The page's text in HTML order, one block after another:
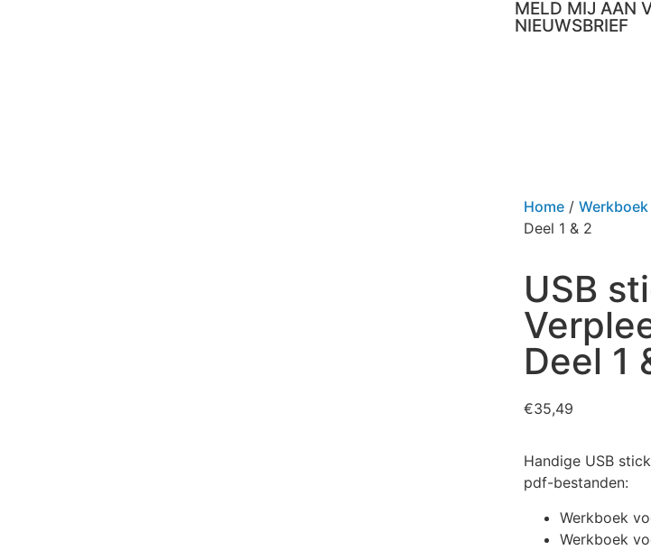
MELD MIJ AAN
NIEUWSBRIEF
Home / Werkboek
Deel 1 & 2
USB
Deel 1
€35,49
Handige USB
pdf-bestanden:
Werkboek
Werkboek